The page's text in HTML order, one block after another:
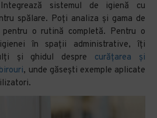
sistemul de igienă cu
spălare. Poți analiza și gama de
pentru o rutină completă. Pentru o
în spații administrative, îți
și ghidul despre curățarea și
, unde găsești exemple aplicate